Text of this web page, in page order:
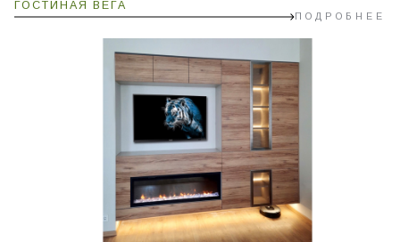
ГОСТИНАЯ ВЕГА
ПОДРОБНЕЕ